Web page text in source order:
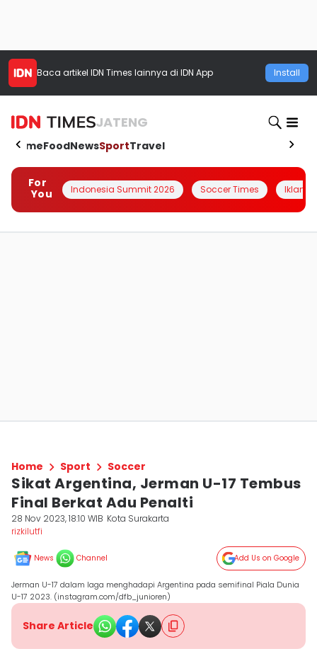
Baca artikel IDN Times lainnya di IDN App Install
JATENG
HomeFoodNewsSportTravel
For
You
Indonesia Summit 2026 Soccer Times Iklanin
Home Sport Soccer
Sikat Argentina, Jerman U-17 Tembus
Final Berkat Adu Penalti
28 Nov 2023, 18:10 WIB Kota Surakarta
rizkilutfi
News Channel Add Us on Google
Jerman U-17 dalam laga menghadapi Argentina pada semifinal Piala Dunia
U-17 2023. (instagram.com/dfb_junioren)
Share Article